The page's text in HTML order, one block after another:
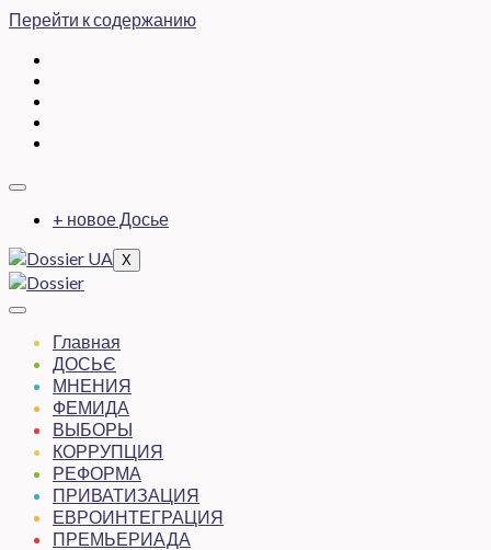
Перейти к содержанию
+ новое Досье
X
Главная
ДОСЬЄ
МНЕНИЯ
ФЕМИДА
ВЫБОРЫ
КОРРУПЦИЯ
РЕФОРМА
ПРИВАТИЗАЦИЯ
ЕВРОИНТЕГРАЦИЯ
ПРЕМЬЕРИАДА